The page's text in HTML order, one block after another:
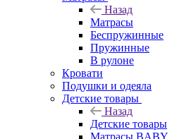
Назад
Матрасы
Беспружинные
Пружинные
В рулоне
Кровати
Подушки и одеяла
Детские товары
Назад
Детские товары
Матрасы BABY